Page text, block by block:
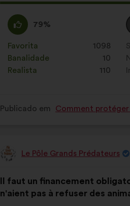
Concordo
:
79%
Esta
proposta
foi
qualificada
em:
Favorita
: 1098
vezes
Banalidade
: 10
vezes
Realista
: 110
vezes
::
:
Publicado em Comment
Proposta
Le Pôle Grands Prédateurs
da
proposta:
Il faut un financement
n'aient pas à refuser des
repartição
é